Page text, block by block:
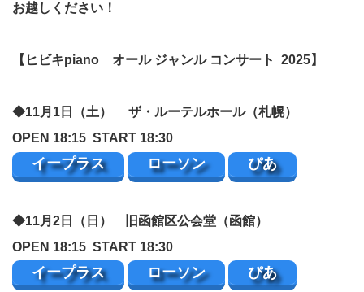
お越しください！
【ヒビキpiano オール ジャンル コンサート 2025】
◆11月1日（土） ザ・ルーテルホール（札幌）
OPEN 18:15 START 18:30
イープラス ローソン ぴあ
◆11月2日（日）
旧函館区公会堂（函館）
OPEN 18:15 START 18:30
イープラス ローソン ぴあ